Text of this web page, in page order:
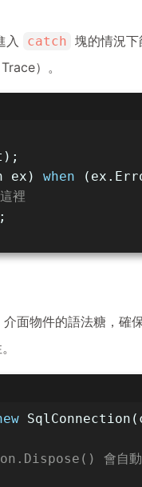
入 catch 塊的情況
）。
ex) when
裡
介面物件的語法糖，確
會自動